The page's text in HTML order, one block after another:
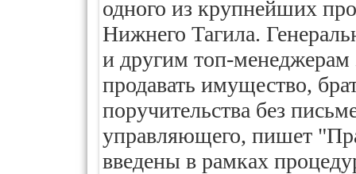
одного из крупнейших
Нижнего Тагила.
и другим топ-менеджерам
продавать имущество,
поручительства без
управляющего, пишет
введены в рамках